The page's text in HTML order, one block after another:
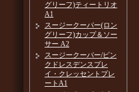
グリーフ)ティートリオ
A1
スージークーパー(ロン
グリーフ)カップ＆ソー
サー A2
スージークーパー/ピン
クドレスデンスプレ
イ・クレッセントプレ
ートA1